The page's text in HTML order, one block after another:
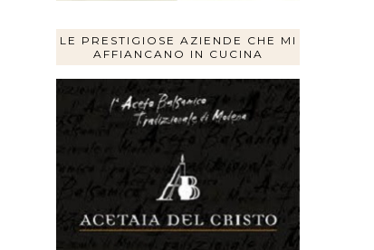
LE PRESTIGIOSE AZIENDE CHE MI
AFFIANCANO IN CUCINA